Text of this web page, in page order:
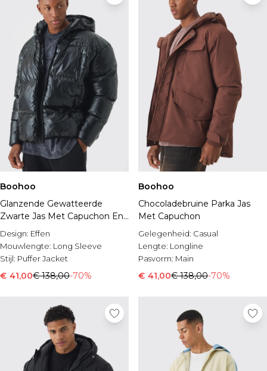
Boohoo
Glanzende Gewatteerde
Zwarte Jas Met Capuchon En
Stiksels
Design: Effen
Mouwlengte: Long Sleeve
Stijl: Puffer Jacket
€ 41,00€ 138,00-70%
Boohoo
Chocoladebruine Parka Jas
Met Capuchon
Gelegenheid: Casual
Lengte: Longline
Pasvorm: Main
€ 41,00€ 138,00-70%